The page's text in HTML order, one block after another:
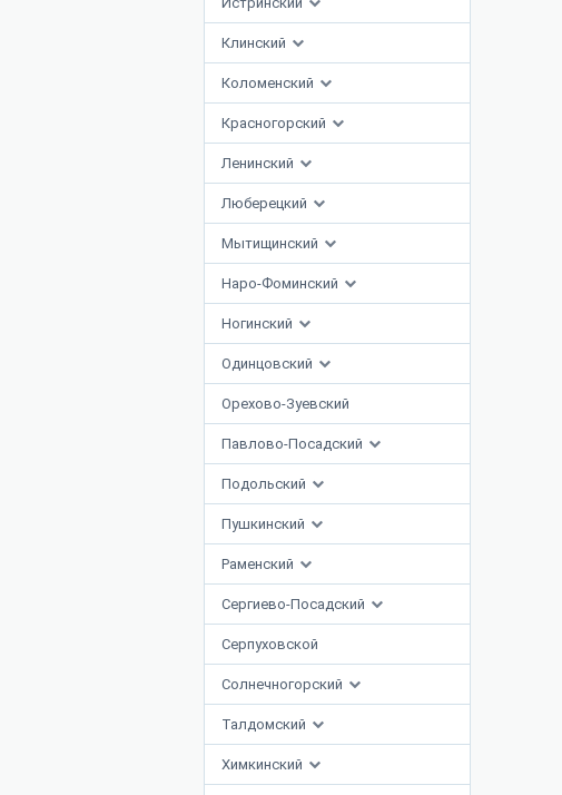
Клинский
Коломенский
Красногорский
Ленинский
Люберецкий
Мытищинский
Наро-Фоминский
Ногинский
Одинцовский
Орехово-Зуевский
Павлово-Посадский
Подольский
Пушкинский
Раменский
Сергиево-Посадский
Серпуховской
Солнечногорский
Талдомский
Химкинский